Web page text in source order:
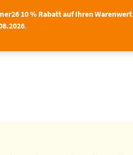
10 % Rabatt auf Ihren Warenwert
.
FOTO